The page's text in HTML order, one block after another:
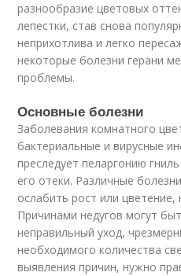
разнообразие цветовых
лепестки, став снова
неприхотлива и легко
некоторые болезни герани
проблемы.
Основные болезни
Заболевания комнатного
бактериальные и вирусные
преследует пеларгонию
его отеки. Различные
ослабить рост или цветение,
Причинами недугов могут
неправильный уход,
необходимого количества
выявления причин, нужно